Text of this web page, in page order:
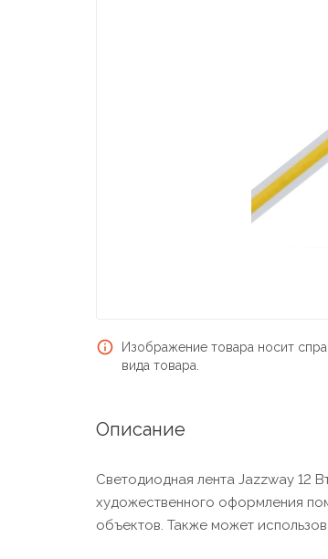
Изображение товара носит
вида товара.
Описание
Светодиодная лента Jazzway 12
художественного оформления
объектов. Также может